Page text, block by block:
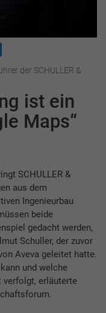
der SCHULLER &
ist ein
Maps“
SCHULLER &
aus dem
Ingenieurbau
beide
gedacht werden,
Schuller, der zuvor
Aveva geleitet hatte.
und welche
verfolgt, erläuterte